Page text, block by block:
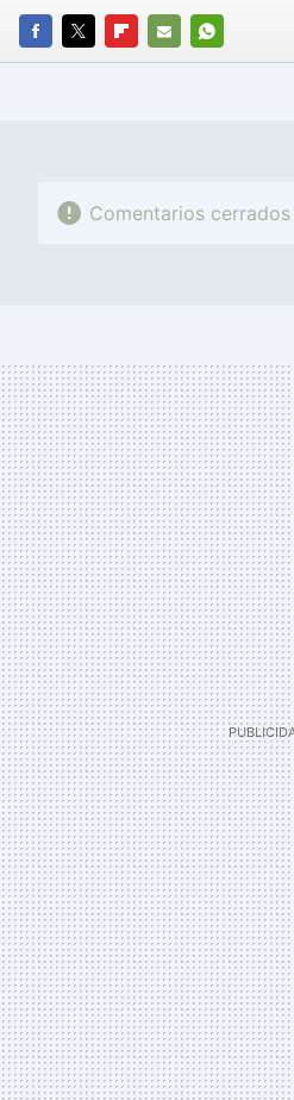
FACEBOOK
TWITTERFLIPBOARD
E-
WHATSAPP
Comentarios cerrados